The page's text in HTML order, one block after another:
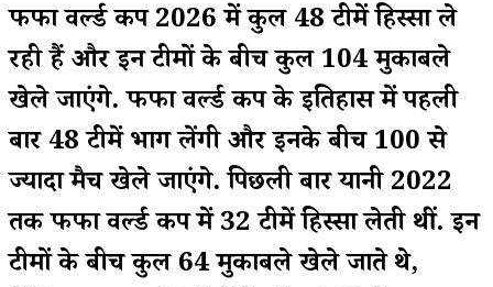
फीफा वर्ल्ड कप 2026 में कुल 48 टीमें हिस्सा ले
रही हैं और इन टीमों के बीच कुल 104 मुकाबले
खेले जाएंगे. फीफा वर्ल्ड कप के इतिहास में पहली
बार 48 टीमें भाग लेंगी और इनके बीच 100 से
ज्यादा मैच खेले जाएंगे. पिछली बार यानी 2022
तक फीफा वर्ल्ड कप में 32 टीमें हिस्सा लेती थीं. इन
टीमों के बीच कुल 64 मुकाबले खेले जाते थे,